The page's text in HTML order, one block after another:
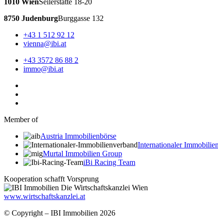
1010 WienSeilerstätte 18-20
8750 JudenburgBurggasse 132
+43 1 512 92 12
vienna@ibi.at
+43 3572 86 88 2
immo@ibi.at
Member of
Austria Immobilienbörse
Internationaler
Murtal Immobilien Group
iBi Racing Team
Kooperation schafft Vorsprung
www.wirtschaftskanzlei.at
© Copyright – IBI Immobilien 2026